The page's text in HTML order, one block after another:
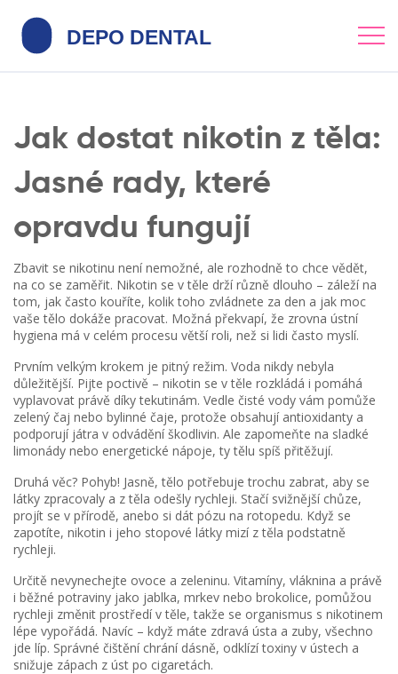
Jak dostat nikotin z těla:
Jasné rady, které
opravdu fungují
Zbavit se nikotinu není nemožné, ale rozhodně to chce vědět,
na co se zaměřit. Nikotin se v těle drží různě dlouho – záleží na
tom, jak často kouříte, kolik toho zvládnete za den a jak moc
vaše tělo dokáže pracovat. Možná překvapí, že zrovna ústní
hygiena má v celém procesu větší roli, než si lidi často myslí.
Prvním velkým krokem je pitný režim. Voda nikdy nebyla
důležitější. Pijte poctivě – nikotin se v těle rozkládá i pomáhá
vyplavovat právě díky tekutinám. Vedle čisté vody vám pomůže
zelený čaj nebo bylinné čaje, protože obsahují antioxidanty a
podporují játra v odvádění škodlivin. Ale zapomeňte na sladké
limonády nebo energetické nápoje, ty tělu spíš přitěžují.
Druhá věc? Pohyb! Jasně, tělo potřebuje trochu zabrat, aby se
látky zpracovaly a z těla odešly rychleji. Stačí svižnější chůze,
projít se v přírodě, anebo si dát pózu na rotopedu. Když se
zapotíte, nikotin i jeho stopové látky mizí z těla podstatně
rychleji.
Určitě nevynechejte ovoce a zeleninu. Vitamíny, vláknina a právě
i běžné potraviny jako jablka, mrkev nebo brokolice, pomůžou
rychleji změnit prostředí v těle, takže se organismus s nikotinem
lépe vypořádá. Navíc – když máte zdravá ústa a zuby, všechno
jde líp. Správné čištění chrání dásně, odklízí toxiny v ústech a
snižuje zápach z úst po cigaretách.